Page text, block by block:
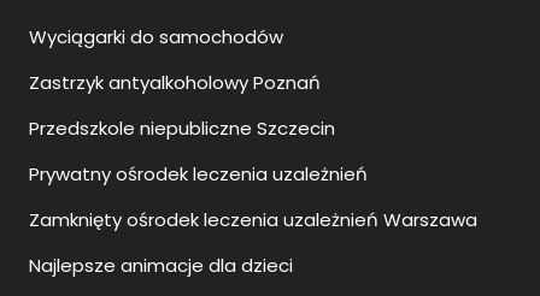
Wyciągarki do samochodów
Zastrzyk antyalkoholowy Poznań
Przedszkole niepubliczne Szczecin
Prywatny ośrodek leczenia uzależnień
Zamknięty ośrodek leczenia uzależnień Warszawa
Najlepsze animacje dla dzieci